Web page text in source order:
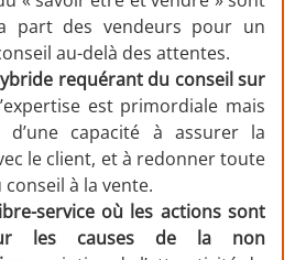
part des vendeurs pour un
au-delà des attentes.
requérant du conseil sur
est primordiale mais
d’une capacité à assurer la
le client, et à redonner toute
conseil à la vente.
service où les actions sont
les causes de la non